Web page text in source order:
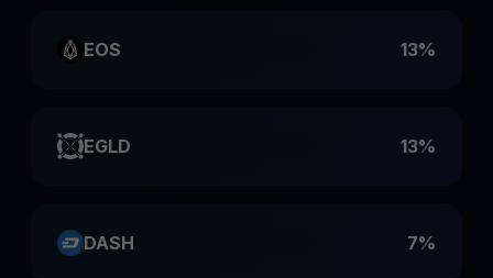
EOS 13%
EGLD 13%
DASH 7%